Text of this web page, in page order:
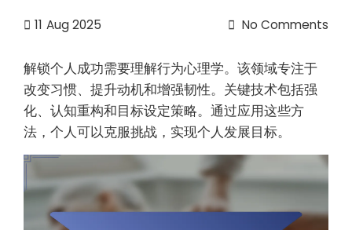
11 Aug 2025 No Comments
解锁个人成功需要理解行为心理学。该领域专注于
改变习惯、提升动机和增强韧性。关键技术包括强
化、认知重构和目标设定策略。通过应用这些方
法，个人可以克服挑战，实现个人发展目标。